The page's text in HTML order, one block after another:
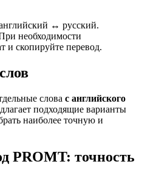
↔ русский.
необходимости
и скопируйте перевод.
слова с английского
подходящие варианты
наиболее точную и
PROMT: точность